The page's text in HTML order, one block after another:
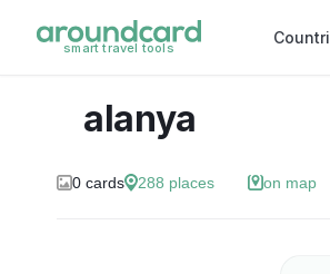
smart travel tools
alanya
0 cards 288 places on map